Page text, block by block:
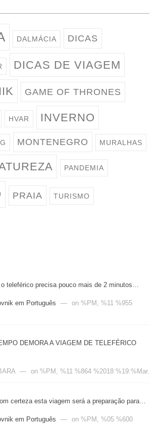
DALMÁCIA DICAS
DICAS DE VIAGEM
GAME OF THRONES
HVAR INVERNO
MONTENEGRO MURALHAS
PANDEMIA
PRAIA TURISMO
teleférico precisa pouco mais de 2 minutos…
em Português — on %PM, %11 %955
DEMORA A VIAGEM DE TELEFÉRICO
— on %PM, %11 %864 %2018 %19:%Mar.
certeza esta viagem será a preparação para…
em Português — on %PM, %05 %600